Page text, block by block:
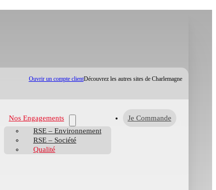
Ouvrir un compte clientDécouvrez les autres sites de Charlemagne
Nos Engagements
RSE – Environnement
RSE – Société
Qualité
Je Commande